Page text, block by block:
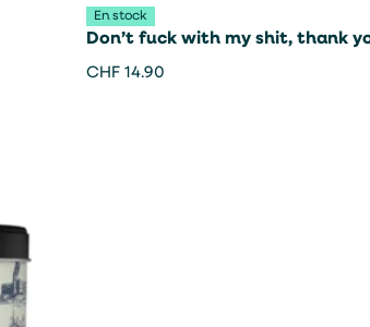
En stock
Don’t fuck with my shit, thank
Pochette – Studio Inktvis
CHF 14.90